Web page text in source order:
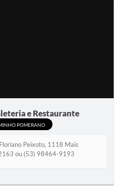
e Restaurante
POMERANO
Peixoto, 1118 Mais
ou (53) 98464-9193